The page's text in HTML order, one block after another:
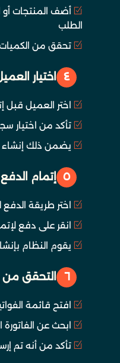
أضف المنتجات أو
الطلب
تحقق من الكميات
٤ اختيار
اختر العميل قبل
تأكد من اختيار
يضمن ذلك إنشاء
٥ إتمام الدفع
اختر طريقة
انقر على دفع
يقوم النظام
٦ التحقق من
افتح قائمة
ابحث عن
تأكد من أنه تم